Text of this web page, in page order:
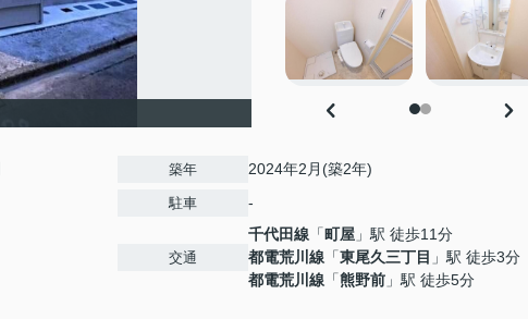
築年 2024年2月(築2年)
駐車 -
交通
千代田線 「町屋 」駅 徒歩11分
都電荒川線 「東尾久三丁目 」駅 徒歩3分
都電荒川線 「熊野前 」駅 徒歩5分